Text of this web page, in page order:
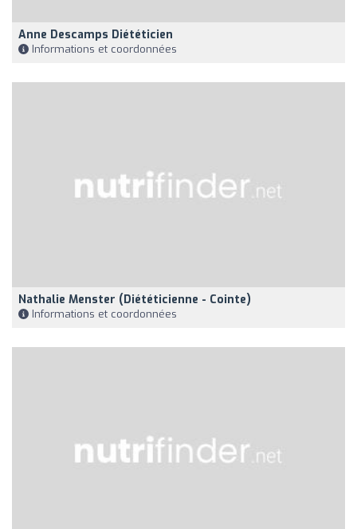
Anne Descamps Diététicien
Informations et coordonnées
Nathalie Menster (Diététicienne - Cointe)
Informations et coordonnées